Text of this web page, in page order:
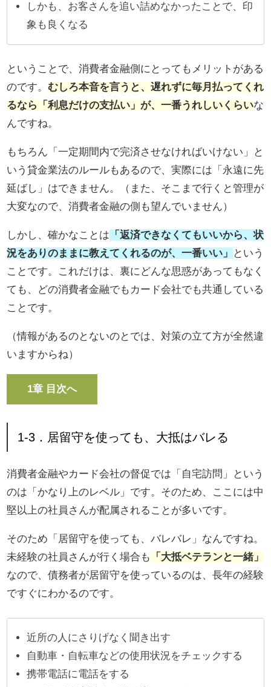
しかも、お客さんを追い詰めなかったことで、印
象も良くなる
ということで、消費者金融側にとってもメリットがある
のです。 むしろ本音を言うと、遅れずに毎月払ってくれ
るなら「利息だけの支払い」が、一番うれしいくらいな
んですね。
もちろん「一定期間内で完済させなければいけない」と
いう貸金業法のルールもあるので、実際には「永遠に先
延ばし」はできません。（また、そこまで行くと管理が
大変なので、消費者金融の側も望んでいません）
しかし、確かなことは 「返済できなくてもいいから、状
況をありのままに教えてくれるのが、一番いい」
という
ことです。これだけは、裏にどんな思惑があってもなく
ても、どの消費者金融でもカード会社でも共通している
ことです。
（情報があるのとないのとでは、対策の立て方が全然違
いますからね）
1章 目次へ
1-3．居留守を使っても、大抵はバレる
消費者金融やカード会社の督促では「自宅訪問」という
のは「かなり上のレベル」です。そのため、ここには中
堅以上の社員さんが配属されることが多いです。
そのため「居留守を使っても、バレバレ」なんですね。
未経験の社員さんが行く場合も
「大抵ベテランと一緒」
なので、債務者が居留守を使っているのは、長年の経験
ですぐにわかるのです。
近所の人にさりげなく聞き出す
自動車・自転車などの使用状況をチェックする
携帯電話に電話をする